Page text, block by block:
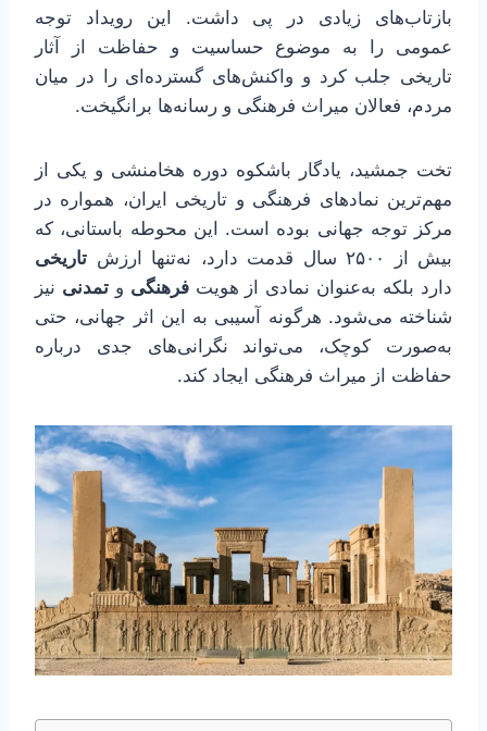
بازتاب‌های زیادی در پی داشت. این رویداد توجه
عمومی را به موضوع حساسیت و حفاظت از آثار
تاریخی جلب کرد و واکنش‌های گسترده‌ای را در میان
مردم، فعالان میراث فرهنگی و رسانه‌ها برانگیخت.
تخت جمشید، یادگار باشکوه دوره هخامنشی و یکی از
مهم‌ترین نمادهای فرهنگی و تاریخی ایران، همواره در
مرکز توجه جهانی بوده است. این محوطه باستانی، که
بیش از ۲۵۰۰ سال قدمت دارد، نه‌تنها ارزش
تاریخی
دارد بلکه به‌عنوان نمادی از هویتفرهنگی وتمدنی نیز
شناخته می‌شود. هرگونه آسیبی به این اثر جهانی، حتی
به‌صورت کوچک، می‌تواند نگرانی‌های جدی درباره
حفاظت از میراث فرهنگی ایجاد کند.